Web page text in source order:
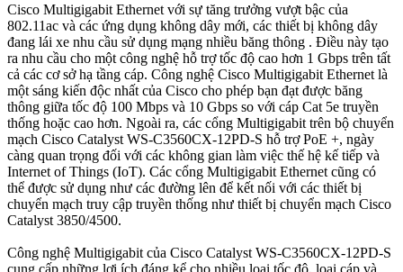
Cisco Multigigabit Ethernet với sự tăng trưởng vượt bậc của
802.11ac và các ứng dụng không dây mới, các thiết bị không dây
đang lái xe nhu cầu sử dụng mạng nhiều băng thông . Điều này tạo
ra nhu cầu cho một công nghệ hỗ trợ tốc độ cao hơn 1 Gbps trên tất
cả các cơ sở hạ tầng cáp. Công nghệ Cisco Multigigabit Ethernet là
một sáng kiến ​​độc nhất của Cisco cho phép bạn đạt được băng
thông giữa tốc độ 100 Mbps và 10 Gbps so với cáp Cat 5e truyền
thống hoặc cao hơn. Ngoài ra, các cổng Multigigabit trên bộ chuyển
mạch Cisco Catalyst WS-C3560CX-12PD-S hỗ trợ PoE +, ngày
càng quan trọng đối với các không gian làm việc thế hệ kế tiếp và
Internet of Things (IoT). Các cổng Multigigabit Ethernet cũng có
thể được sử dụng như các đường lên để kết nối với các thiết bị
chuyển mạch truy cập truyền thống như thiết bị chuyển mạch Cisco
Catalyst 3850/4500.
Công nghệ Multigigabit của Cisco Catalyst WS-C3560CX-12PD-S
cung cấp những lợi ích đáng kể cho nhiều loại tốc độ, loại cáp và